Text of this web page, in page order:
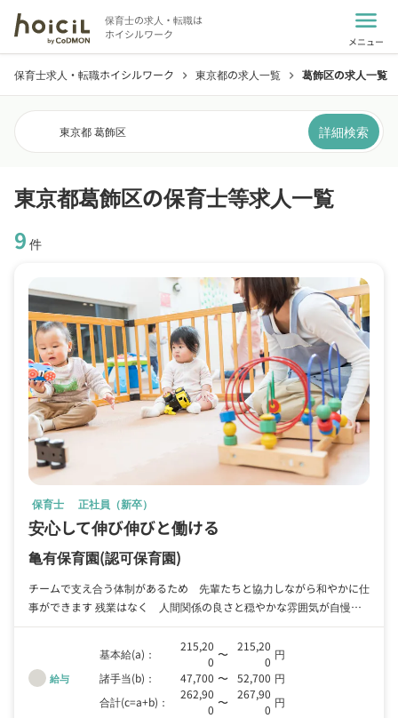
保育士の求人・転職は
ホイシルワーク
menu
メニュー
保育士求人・転職ホイシルワーク chevron_right 東京都の求人一覧 chevron_right 葛飾区の求人一覧
東京都 葛飾区 詳細検索
東京都葛飾区の保育士等求人一覧
9 件
保育士 正社員（新卒）
安心して伸び伸びと働ける
亀有保育園(認可保育園)
チームで支え合う体制があるため 先輩たちと協力しながら和やかに仕
事ができます 残業はなく 人間関係の良さと穏やかな雰囲気が自慢の
職場です ３方良しの方針で、職員が安心してのびのび働ける職場を合
言葉に 個人の困りごとは、みんなの困りごとと捉え、仕組みを考え
る！取り組みをしています。 あなたの「これから」の成長を 園全体
で全力で応援します まずはぜひ一度 園のあたたかい雰囲気を見学し
にいらしてください
給与
基本給(a)：
215,20
0
〜
215,20
0
円
諸手当(b)：
47,700 〜 52,700 円
合計(c=a+b)：
262,90
0
〜
267,90
0
円